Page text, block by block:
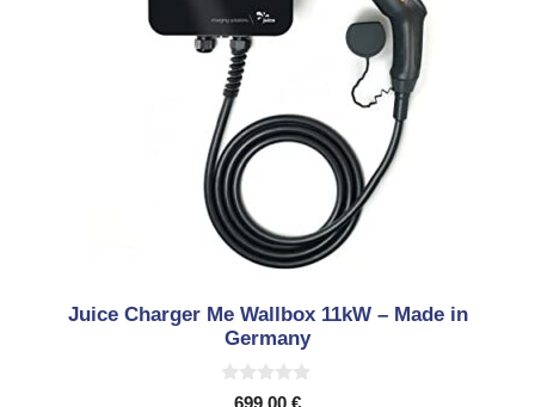
Juice Charger Me Wallbox 11kW – Made in
Germany